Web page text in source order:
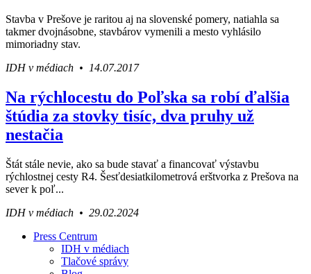
Stavba v Prešove je raritou aj na slovenské pomery, natiahla sa
takmer dvojnásobne, stavbárov vymenili a mesto vyhlásilo
mimoriadny stav.
IDH v médiach • 14.07.2017
Na rýchlocestu do Poľska sa robí ďalšia
štúdia za stovky tisíc, dva pruhy už
nestačia
Štát stále nevie, ako sa bude stavať a financovať výstavbu
rýchlostnej cesty R4. Šesťdesiatkilometrová erštvorka z Prešova na
sever k poľ...
IDH v médiach • 29.02.2024
Váš sprievodca svetom infraštruktúry a
Press Centrum
IDH v médiach
Tlačové správy